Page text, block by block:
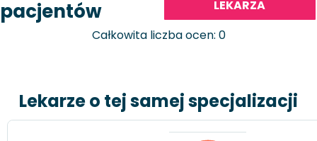
pacjentów
LEKARZA
Całkowita liczba ocen: 0
Lekarze o tej samej specjalizacji